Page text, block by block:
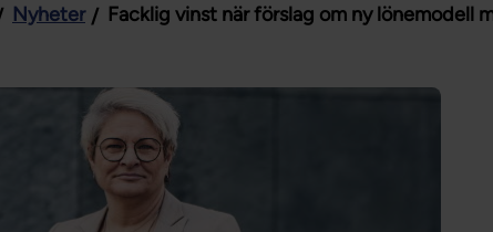
Om Vårdförbundet
Aktiviteter och utbildningar
För dig som är:
Sjuksköterska
Barnmorska
Nyheter Facklig vinst när förslag om ny lönemodell